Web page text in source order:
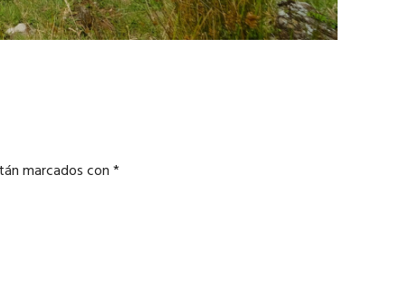
marcados con*